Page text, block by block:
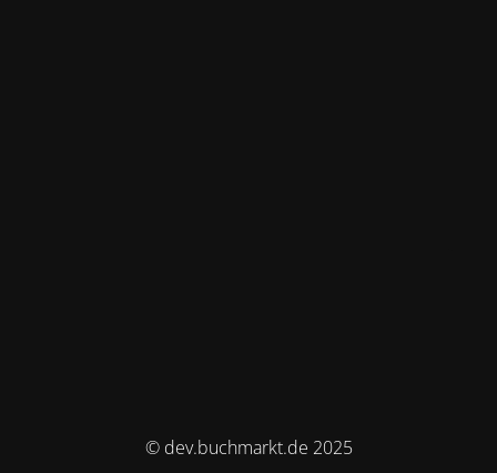
© dev.buchmarkt.de 2025